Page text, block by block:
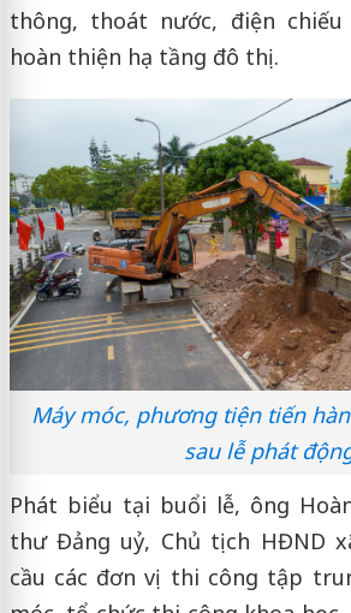
thông, thoát nước, điện
hoàn thiện hạ tầng đô thị.
Máy móc, phương tiện tiến
sau lễ phát
Phát biểu tại buổi lễ, ông
thư Đảng uỷ, Chủ tịch HĐND
cầu các đơn vị thi công tập